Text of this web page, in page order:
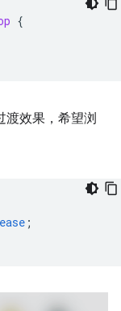
{
渡效果，希望浏
ease ;